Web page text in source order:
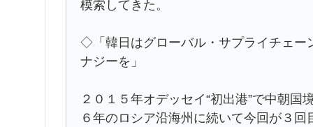
模索してきた。
◇「韓日はグローバル・サプライチェー
ナジーを」
２０１５年オデッセイ“初出港”で中朝
６年のロシア沿海州に続いて今回が３